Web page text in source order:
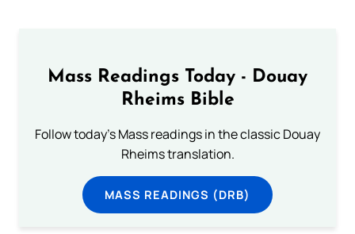
Mass Readings Today - Douay
Rheims Bible
Follow today's Mass readings in the classic Douay
Rheims translation.
MASS READINGS (DRB)